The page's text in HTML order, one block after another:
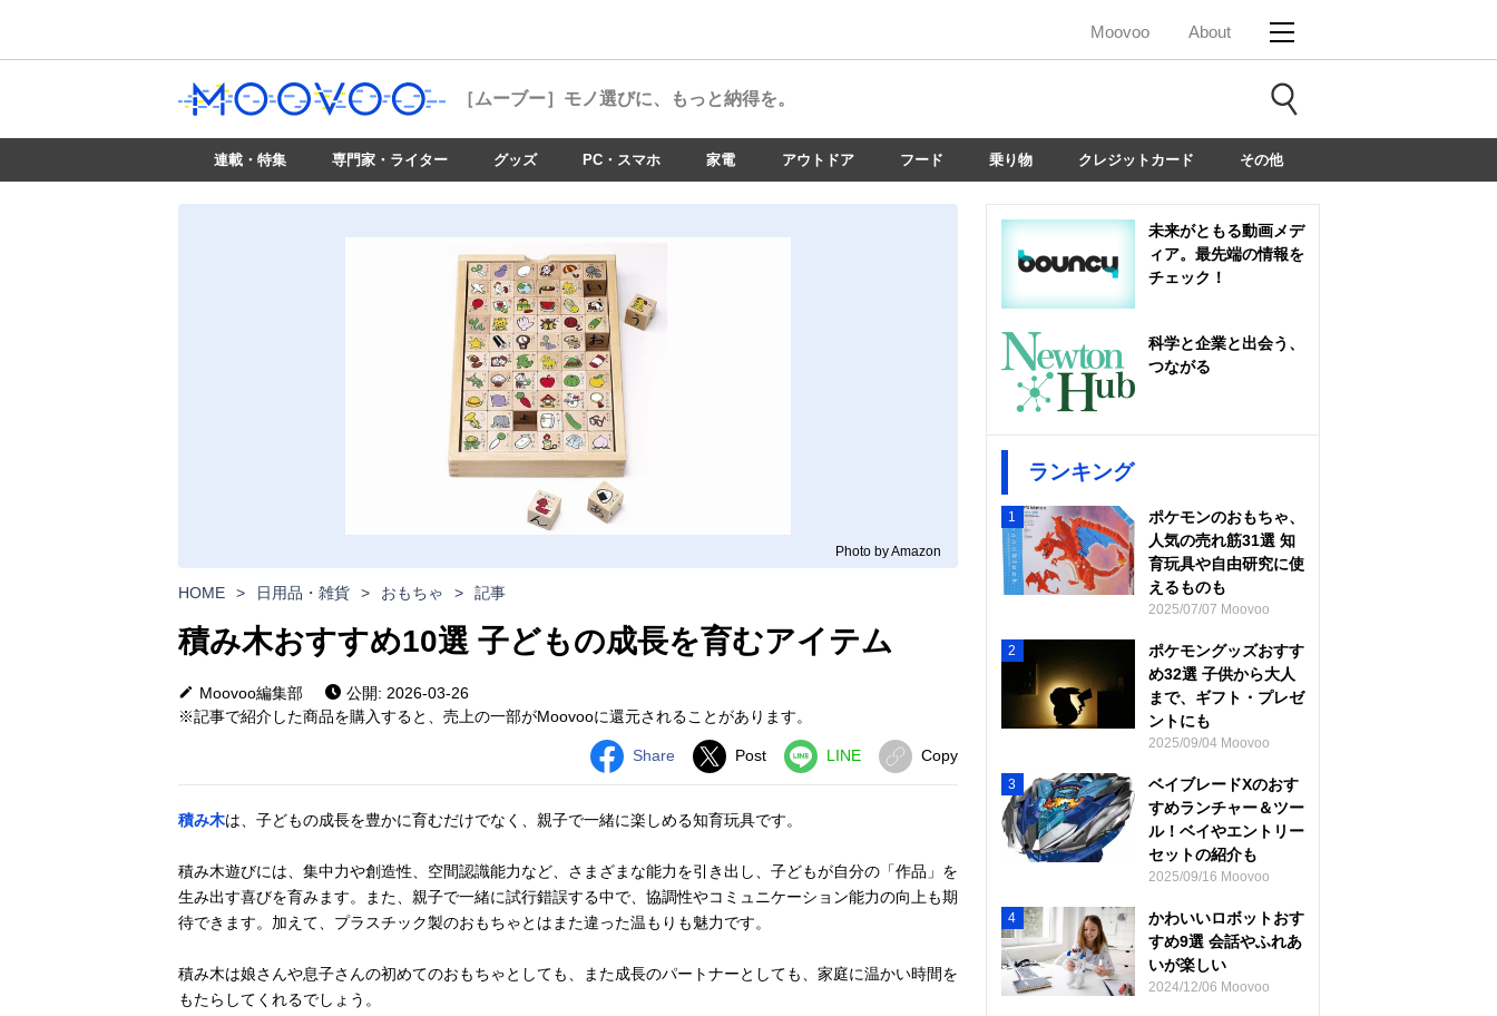
Moovoo About
［ムーブー］ モノ選びに、もっと納得を。
連載・特集 専門家・ライター グッズ PC・スマホ 家電 アウトドア フード 乗り物 クレジットカード その他
Photo by Amazon
HOME > 日用品・雑貨 > おもちゃ > 記事
積み木おすすめ10選 子どもの成長を育むアイテム
Moovoo編集部
公開: 2026-03-26
※記事で紹介した商品を購入すると、売上の一部がMoovooに還元されることがあります。
Share Post LINE Copy
積み木は、子どもの成長を豊かに育むだけでなく、親子で一緒に楽しめる知育玩具です。
積み木遊びには、集中力や創造性、空間認識能力など、さまざまな能力を引き出し、子どもが自分の「作品」を
生み出す喜びを育みます。また、親子で一緒に試行錯誤する中で、協調性やコミュニケーション能力の向上も期
待できます。加えて、プラスチック製のおもちゃとはまた違った温もりも魅力です。
積み木は娘さんや息子さんの初めてのおもちゃとしても、また成長のパートナーとしても、家庭に温かい時間を
もたらしてくれるでしょう。
未来がともる動画メデ
ィア。最先端の情報を
チェック！
科学と企業と出会う、
つながる
ランキング
1
ポケモンのおもちゃ、
人気の売れ筋31選 知
育玩具や自由研究に使
えるものも
2025/07/07 Moovoo
2
ポケモングッズおすす
め32選 子供から大人
まで、ギフト・プレゼ
ントにも
2025/09/04 Moovoo
3
ベイブレードXのおす
すめランチャー＆ツー
ル！ベイやエントリー
セットの紹介も
2025/09/16 Moovoo
4
かわいいロボットおす
すめ9選 会話やふれあ
いが楽しい
2024/12/06 Moovoo